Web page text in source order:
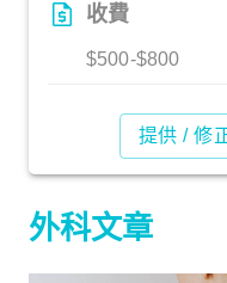
收費
$500-$800
提供 / 修
外科文章